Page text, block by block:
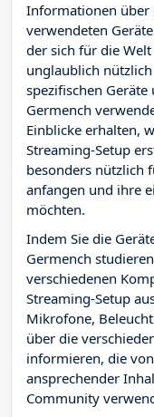
Informationen über
verwendeten
der sich für die
unglaublich
spezifischen
Germench
Einblicke erhalten,
Streaming-Setup
besonders nützlich
anfangen und ihre
möchten.
Indem Sie die
Germench
verschiedenen
Streaming-Setup
Mikrofone,
über die
informieren, die
ansprechender
Community